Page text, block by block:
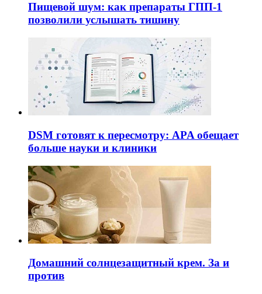
Пищевой шум: как препараты ГПП-1
позволили услышать тишину
DSM готовят к пересмотру: APA обещает
больше науки и клиники
Домашний солнцезащитный крем. За и
против